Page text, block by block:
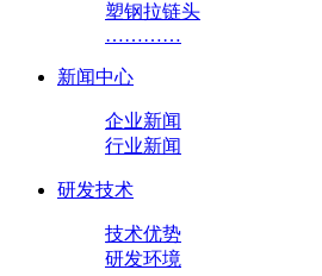
塑钢拉链头
…………
新闻中心
企业新闻
行业新闻
研发技术
技术优势
研发环境